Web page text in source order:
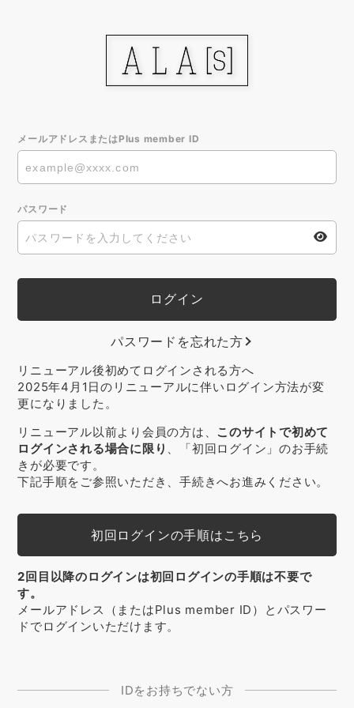
メールアドレスまたはPlus member ID
パスワード
パスワードを忘れた方
リニューアル後初めてログインされる方へ
2025年4月1日のリニューアルに伴いログイン方法が変
更になりました。
リニューアル以前より会員の方は、 このサイトで初めて
ログインされる場合に限り 、「初回ログイン」のお手続
きが必要です。
下記手順をご参照いただき、手続きへお進みください。
初回ログインの手順はこちら
2回目以降のログインは初回ログインの手順は不要で
す。
メールアドレス（またはPlus member ID）とパスワー
ドでログインいただけます。
IDをお持ちでない方